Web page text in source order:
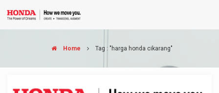
Home Tag : "harga honda cikarang"